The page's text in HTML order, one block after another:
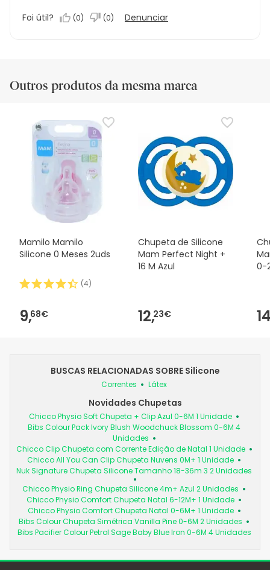
Foi útil? (0) (0) Denunciar
Outros produtos da mesma marca
Mamilo Mamilo
Silicone 0 Meses 2uds
(4)
9,68€
Chupeta de Silicone
Mam Perfect Night +
16 M Azul
12,23€
0-
BUSCAS RELACIONADAS SOBRE Silicone
Correntes Látex
Novidades Chupetas
Chicco Physio Soft Chupeta + Clip Azul 0-6M 1 Unidade
Bibs Colour Pack Ivory Blush Woodchuck Blossom 0-6M 4
Unidades
Chicco Clip Chupeta com Corrente Edição de Natal 1 Unidade
Chicco All You Can Clip Chupeta Nuvens 0M+ 1 Unidade
Nuk Signature Chupeta Silicone Tamanho 18-36m 3 2 Unidades
Chicco Physio Ring Chupeta Silicone 4m+ Azul 2 Unidades
Chicco Physio Comfort Chupeta Natal 6-12M+ 1 Unidade
Chicco Physio Comfort Chupeta Natal 0-6M+ 1 Unidade
Bibs Colour Chupeta Simétrica Vanilla Pine 0-6M 2 Unidades
Bibs Pacifier Colour Petrol Sage Baby Blue Iron 0-6M 4 Unidades